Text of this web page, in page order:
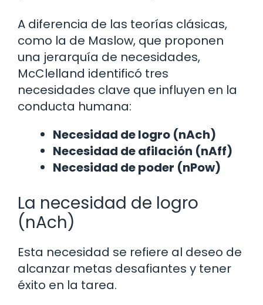
A diferencia de las teorías clásicas,
como la de Maslow, que proponen
una jerarquía de necesidades,
McClelland identificó tres
necesidades clave que influyen en la
conducta humana:
Necesidad de logro (nAch)
Necesidad de afilación (nAff)
Necesidad de poder (nPow)
La necesidad de logro
(nAch)
Esta necesidad se refiere al deseo de
alcanzar metas desafiantes y tener
éxito en la tarea.